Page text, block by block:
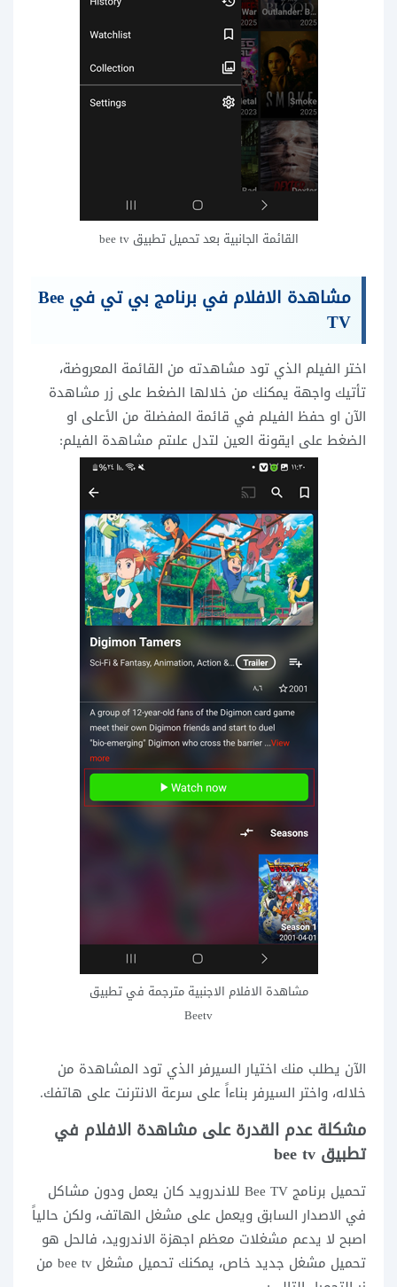
القائمة الجانبية بعد تحميل تطبيق bee tv
مشاهدة الافلام في برنامج بي تي في Bee
TV
اختر الفيلم الذي تود مشاهدته من القائمة المعروضة،
تأتيك واجهة يمكنك من خلالها الضغط على زر مشاهدة
الآن او حفظ الفيلم في قائمة المفضلة من الأعلى او
الضغط على ايقونة العين لتدل علىتم مشاهدة الفيلم:
مشاهدة الافلام الاجنبية مترجمة في تطبيق
Beetv
الآن يطلب منك اختيار السيرفر الذي تود المشاهدة من
خلاله، واختر السيرفر بناءاً على سرعة الانترنت على هاتفك.
مشكلة عدم القدرة على مشاهدة الافلام في
تطبيق bee tv
تحميل برنامج Bee TV للاندرويد كان يعمل ودون مشاكل
في الاصدار السابق ويعمل على مشغل الهاتف، ولكن حالياً
اصبح لا يدعم مشغلات معظم اجهزة الاندرويد، فالحل هو
تحميل مشغل جديد خاص، يمكنك تحميل مشغل bee tv من